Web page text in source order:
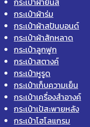
กระเป๋าผ้าร่ม
กระเป๋าผ้าสปันบอนด์
กระเป๋าผ้าสักหลาด
กระเป๋าลูกฟูก
กระเป๋าสตางค์
กระเป๋าหูรูด
กระเป๋าเก็บความเย็น
กระเป๋าเครื่องสำอางค์
กระเป๋าเป้สะพายหลัง
กระเป๋าโฮโลแกรม